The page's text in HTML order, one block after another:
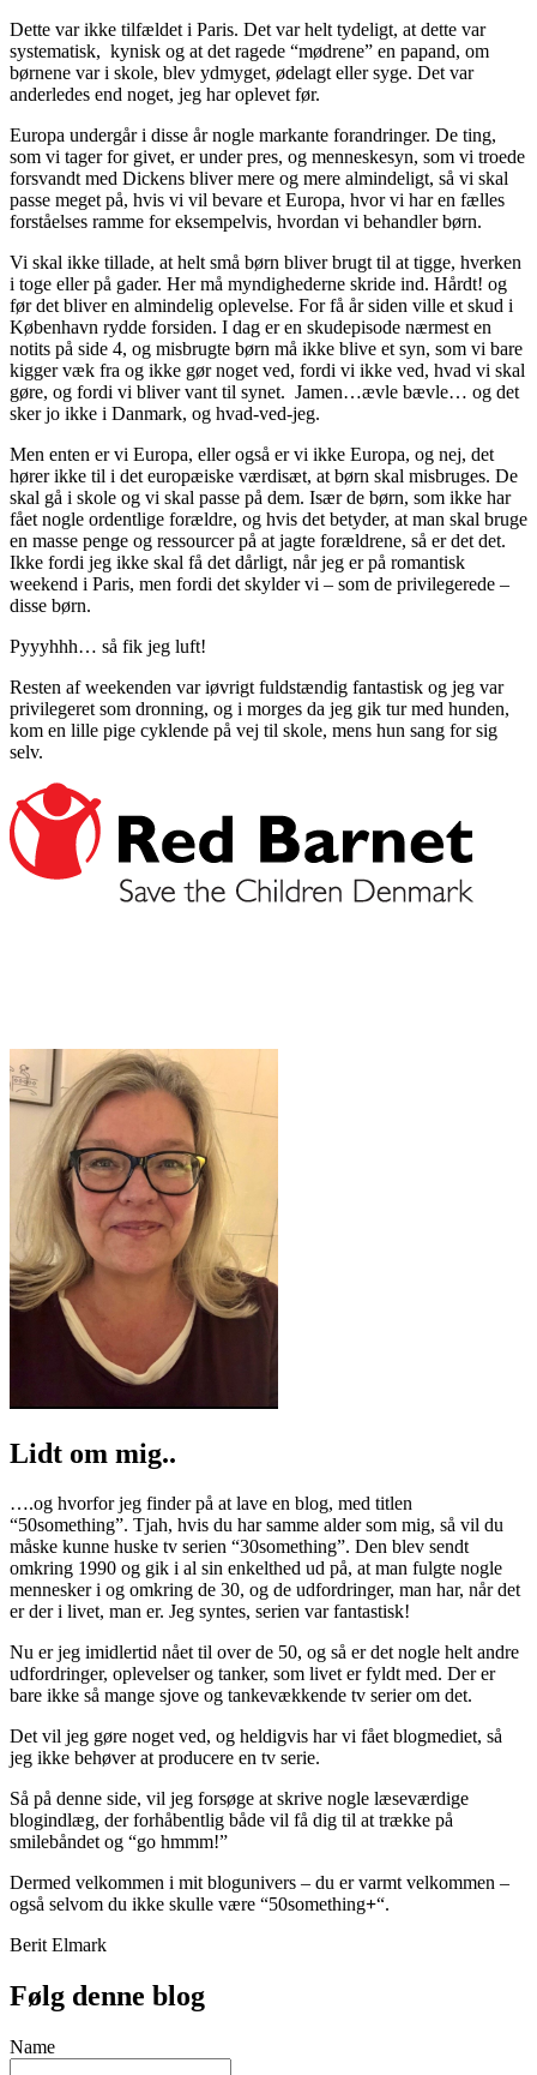
Dette var ikke tilfældet i Paris. Det var helt tydeligt, at dette var
systematisk, kynisk og at det ragede “mødrene” en papand, om
børnene var i skole, blev ydmyget, ødelagt eller syge. Det var
anderledes end noget, jeg har oplevet før.
Europa undergår i disse år nogle markante forandringer. De ting,
som vi tager for givet, er under pres, og menneskesyn, som vi troede
forsvandt med Dickens bliver mere og mere almindeligt, så vi skal
passe meget på, hvis vi vil bevare et Europa, hvor vi har en fælles
forståelses ramme for eksempelvis, hvordan vi behandler børn.
Vi skal ikke tillade, at helt små børn bliver brugt til at tigge, hverken
i toge eller på gader. Her må myndighederne skride ind. Hårdt! og
før det bliver en almindelig oplevelse. For få år siden ville et skud i
København rydde forsiden. I dag er en skudepisode nærmest en
notits på side 4, og misbrugte børn må ikke blive et syn, som vi bare
kigger væk fra og ikke gør noget ved, fordi vi ikke ved, hvad vi skal
gøre, og fordi vi bliver vant til synet. Jamen…ævle bævle… og det
sker jo ikke i Danmark, og hvad-ved-jeg.
Men enten er vi Europa, eller også er vi ikke Europa, og nej, det
hører ikke til i det europæiske værdisæt, at børn skal misbruges. De
skal gå i skole og vi skal passe på dem. Især de børn, som ikke har
fået nogle ordentlige forældre, og hvis det betyder, at man skal bruge
en masse penge og ressourcer på at jagte forældrene, så er det det.
Ikke fordi jeg ikke skal få det dårligt, når jeg er på romantisk
weekend i Paris, men fordi det skylder vi – som de privilegerede –
disse børn.
Pyyyhhh… så fik jeg luft!
Resten af weekenden var iøvrigt fuldstændig fantastisk og jeg var
privilegeret som dronning, og i morges da jeg gik tur med hunden,
kom en lille pige cyklende på vej til skole, mens hun sang for sig
selv.
Lidt om mig..
….og hvorfor jeg finder på at lave en blog, med titlen
“50something”. Tjah, hvis du har samme alder som mig, så vil du
måske kunne huske tv serien “30something”. Den blev sendt
omkring 1990 og gik i al sin enkelthed ud på, at man fulgte nogle
mennesker i og omkring de 30, og de udfordringer, man har, når det
er der i livet, man er. Jeg syntes, serien var fantastisk!
Nu er jeg imidlertid nået til over de 50, og så er det nogle helt andre
udfordringer, oplevelser og tanker, som livet er fyldt med. Der er
bare ikke så mange sjove og tankevækkende tv serier om det.
Det vil jeg gøre noget ved, og heldigvis har vi fået blogmediet, så
jeg ikke behøver at producere en tv serie.
Så på denne side, vil jeg forsøge at skrive nogle læseværdige
blogindlæg, der forhåbentlig både vil få dig til at trække på
smilebåndet og “go hmmm!”
Dermed velkommen i mit blogunivers – du er varmt velkommen –
også selvom du ikke skulle være “50something+“.
Berit Elmark
Følg denne blog
Name